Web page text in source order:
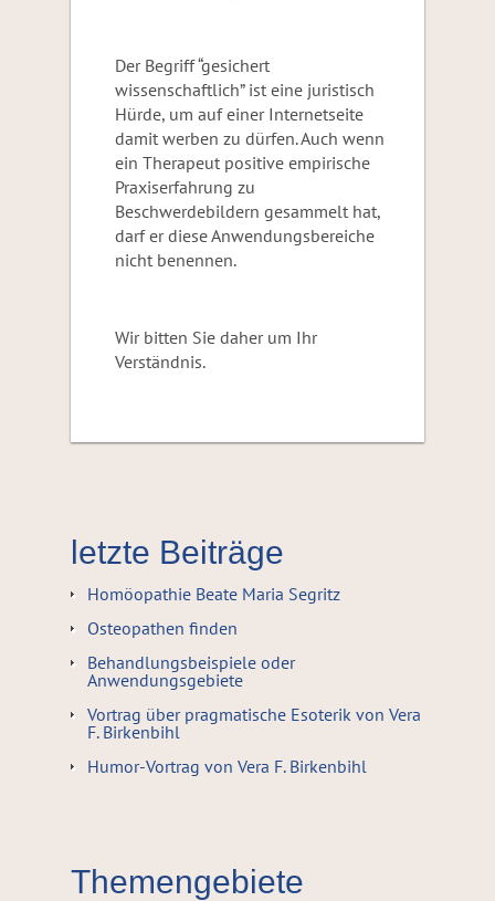
Der Begriff “gesichert
wissenschaftlich” ist eine juristisch
Hürde, um auf einer Internetseite
damit werben zu dürfen. Auch wenn
ein Therapeut positive empirische
Praxiserfahrung zu
Beschwerdebildern gesammelt hat,
darf er diese Anwendungsbereiche
nicht benennen.
Wir bitten Sie daher um Ihr
Verständnis.
letzte Beiträge
Homöopathie Beate Maria Segritz
Osteopathen finden
Behandlungsbeispiele oder
Anwendungsgebiete
Vortrag über pragmatische Esoterik von Vera
F. Birkenbihl
Humor-Vortrag von Vera F. Birkenbihl
Themengebiete